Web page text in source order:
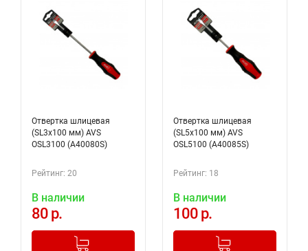
Отвертка шлицевая
(SL3x100 мм) AVS
OSL3100 (A40080S)
Рейтинг: 20
В наличии
80 р.
+
Добавлено в корзину
Отвертка шлицевая
(SL5x100 мм) AVS
OSL5100 (A40085S)
Рейтинг: 18
В наличии
100 р.
+
Добавлено в корзину